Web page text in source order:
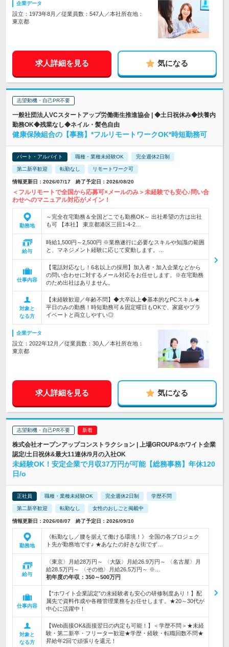
企業データ
設立：1973年8月／従業員数：547人／本社所在地：
東京都
求人詳細を見る 気になる
志望動機・自己PR不要
一般社団法人VCスタートアップ労働衛生推進協会 | ◆土日祝休み◆扶養内
勤務OK◆残業なし◆ネイル・髪色自由
健康保険組合の【事務】*フルリモートワークOK*時短勤務可
パート・アルバイト 職種・業種未経験OK 完全週休2日制
第二新卒歓迎 転勤なし リモートワーク可
情報更新日：2026/07/17 終了予定日：2026/08/20
＜フルリモートで全国から応募可×メールのみ＞未経験でも安心♪問い合
わせへのマニュアル対応がメイン！
勤務地
～完全在宅勤務＆全国どこでも勤務OK～ 出社希望の方は出社
も可 【本社】 東京都港区三田1-4-2…
給与
時給1,500円～2,500円 ※業務遂行に必要なスキルや知識の範囲
と、マネジメント経験に応じて変動します。…
仕事内容
【電話対応なし！6名以上の採用】加入者・加入企業などから
の問い合わせに対するメール対応をお任せします。※在宅勤務
のため出社はありません。
対象と
なる方
【未経験歓迎／年齢不問】◆大卒以上◆基本的なPCスキル★
平日のみの勤務！時短勤務可＆固定曜日もOKで、家庭やプラ
イベートと両立しやすい◎
企業データ
設立：2022年12月／従業員数：30人／本社所在地：
東京都
求人詳細を見る 気になる
志望動機・自己PR不要
株式会社オープンアップコンストラクション | 上場GROUP&ホワイト企業
認定/土日祝休&最大11連休/9月の入社OK
未経験OK！安定企業で月収37万円が可能【総務事務】年休120
日/o
正社員 職種・業種未経験OK 完全週休2日制 学歴不問
第二新卒歓迎 転勤なし 女性のおしごと掲載中
情報更新日：2026/08/07 終了予定日：2026/09/10
勤務地
《転勤なし／腰を据えて働ける環境！》 全国の各プロジェク
ト先が勤務地です♪ ★あなたの好きな街でず…
給与
〈東京〉月給28万円～ 〈大阪〉月給26.9万円～ 〈名古屋〉月
給28.5万円～ 〈その他〉月給26.5万円～ ※…
初年度の年収： 350～500万円
仕事内容
【“ホワイト企業認定”の未経験者も安心の研修制度あり！】配
属先で資料作成や各種管理業務をお任せします。★20～30代が
中心に活躍中！
対象と
なる方
【Web面接OK&面接翌日の内定も可能！】＜学歴不問＞★未経
験・第二新卒・フリーター歓迎★学歴・経験・転職回数不問★
昇給年2回で頑張りを還元！